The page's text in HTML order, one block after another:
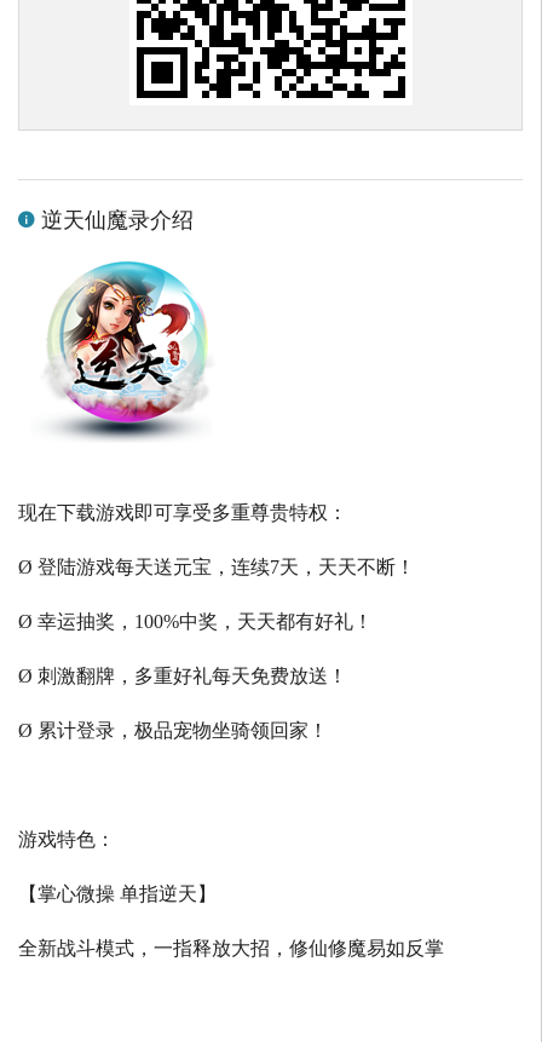
逆天仙魔录介绍
现在下载游戏即可享受多重尊贵特权：
Ø 登陆游戏每天送元宝，连续7天，天天不断！
Ø 幸运抽奖，100%中奖，天天都有好礼！
Ø 刺激翻牌，多重好礼每天免费放送！
Ø 累计登录，极品宠物坐骑领回家！
游戏特色：
【掌心微操 单指逆天】
全新战斗模式，一指释放大招，修仙修魔易如反掌